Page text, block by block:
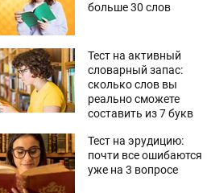
больше 30 слов
Тест на активный
словарный запас:
сколько слов вы
реально сможете
составить из 7 букв
Тест на эрудицию:
почти все ошибаются
уже на 3 вопросе